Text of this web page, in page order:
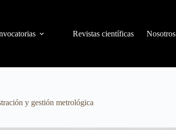
Revistas científicas Nosotros
y gestión metrológica